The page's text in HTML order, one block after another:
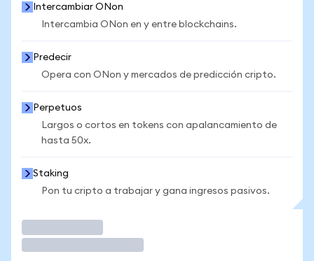
Intercambiar ONon
Intercambia ONon en y entre blockchains.
Predecir
Opera con ONon y mercados de predicción cripto.
Perpetuos
Largos o cortos en tokens con apalancamiento de
hasta 50x.
Staking
Pon tu cripto a trabajar y gana ingresos pasivos.